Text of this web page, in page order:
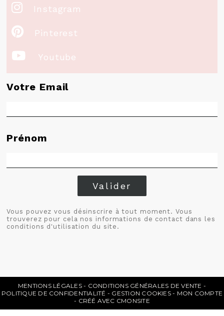
 Instagram
 Pinterest
 Youtube
Votre Email
Prénom
Valider
Vous pouvez vous désinscrire à tout moment. Vous
trouverez pour cela nos informations de contact dans les
conditions d'utilisation du site.
MENTIONS LÉGALES
CONDITIONS GÉNÉRALES DE VENTE
POLITIQUE DE CONFIDENTIALITÉ
GESTION COOKIES
MON COMPTE
CRÉÉ AVEC CMONSITE